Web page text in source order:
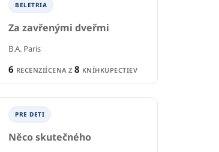
BELETRIA
Za zavřenými dveřmi
B.A. Paris
6 RECENZIÍCENA Z 8 KNÍHKUPECTIEV
PRE DETI
Něco skutečného